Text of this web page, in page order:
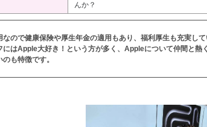
んか？
なので健康保険や厚生年金の適用もあり、福利厚生も充実して
にはApple大好き！という方が多く、Appleについて仲間と熱
も特徴です。